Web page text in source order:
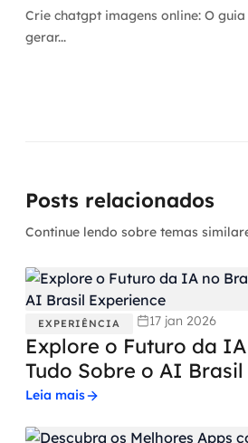
Crie chatgpt imagens online: O
gerar...
Posts relacionados
Continue lendo sobre temas
EXPERIÊNCIA 17 jan 2026
Explore o Futuro da
Tudo Sobre o AI
Leia mais